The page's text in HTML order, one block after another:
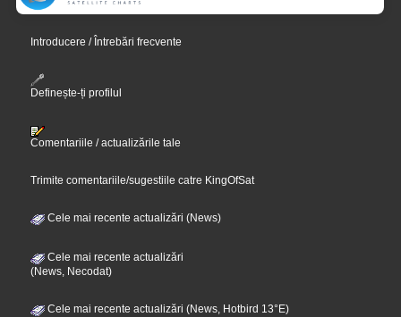
Introducere / Întrebări frecvente
Definește-ți profilul
Comentariile / actualizările tale
Trimite comentariile/sugestiile catre KingOfSat
Cele mai recente actualizări (News)
Cele mai recente actualizări
(News, Necodat)
Cele mai recente actualizări (News, Hotbird 13°E)